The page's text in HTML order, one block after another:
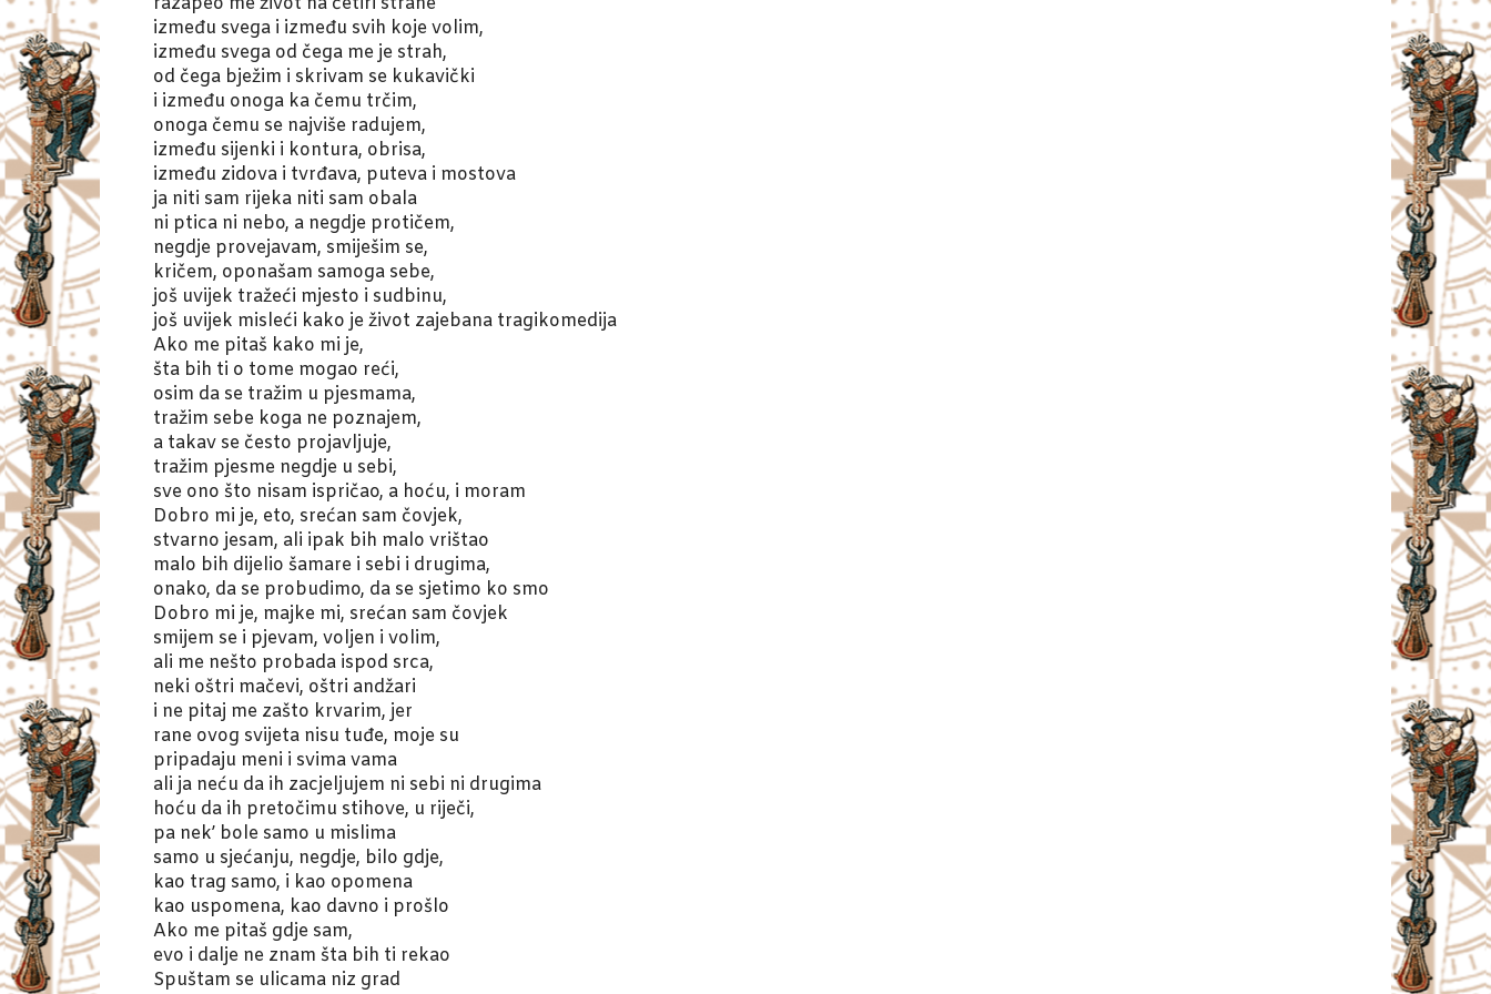
između svega i između svih koje volim,
između svega od čega me je strah,
od čega bježim i skrivam se kukavički
i između onoga ka čemu trčim,
onoga čemu se najviše radujem,
između sijenki i kontura, obrisa,
između zidova i tvrđava, puteva i mostova
ja niti sam rijeka niti sam obala
ni ptica ni nebo, a negdje protičem,
negdje provejavam, smiješim se,
kričem, oponašam samoga sebe,
još uvijek tražeći mjesto i sudbinu,
još uvijek misleći kako je život zajebana tragikomedija
Ako me pitaš kako mi je,
šta bih ti o tome mogao reći,
osim da se tražim u pjesmama,
tražim sebe koga ne poznajem,
a takav se često projavljuje,
tražim pjesme negdje u sebi,
sve ono što nisam ispričao, a hoću, i moram
Dobro mi je, eto, srećan sam čovjek,
stvarno jesam, ali ipak bih malo vrištao
malo bih dijelio šamare i sebi i drugima,
onako, da se probudimo, da se sjetimo ko smo
Dobro mi je, majke mi, srećan sam čovjek
smijem se i pjevam, voljen i volim,
ali me nešto probada ispod srca,
neki oštri mačevi, oštri andžari
i ne pitaj me zašto krvarim, jer
rane ovog svijeta nisu tuđe, moje su
pripadaju meni i svima vama
ali ja neću da ih zacjeljujem ni sebi ni drugima
hoću da ih pretočimu stihove, u riječi,
pa nek’ bole samo u mislima
samo u sjećanju, negdje, bilo gdje,
kao trag samo, i kao opomena
kao uspomena, kao davno i prošlo
Ako me pitaš gdje sam,
evo i dalje ne znam šta bih ti rekao
Spuštam se ulicama niz grad